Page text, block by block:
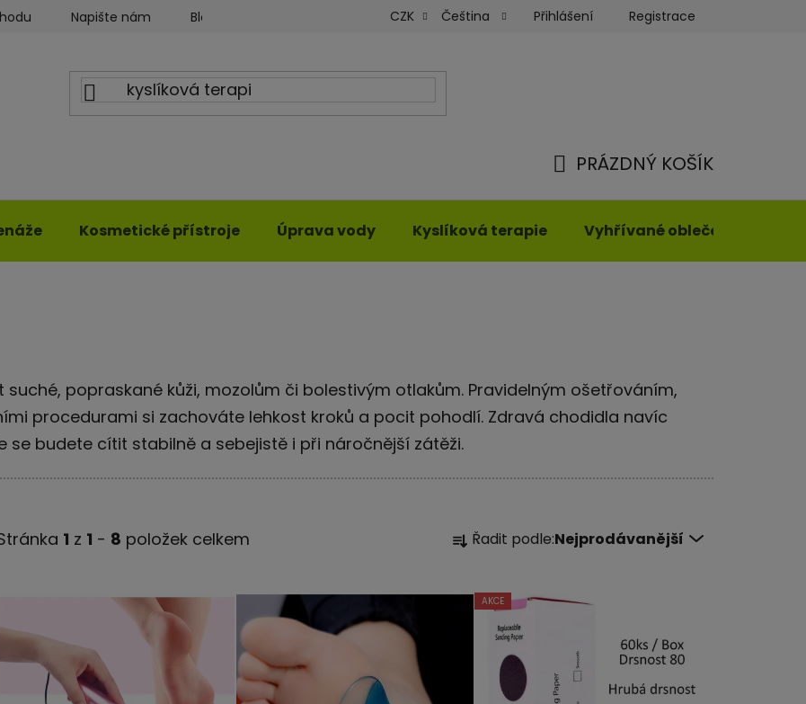
Napište nám Blog ILWY Obchodní podmínky Moje objednávka
CZK Čeština Přihlášení Registrace
KOŠÍK
PRÁZDNÝ KOŠÍK
Kosmetické přístroje Úprava vody Kyslíková terapie Vyhřívané oblečení
popraskané kůži, mozolům či bolestivým otlakům. Pravidelným ošetřováním,
procedurami si zachováte lehkost kroků a pocit pohodlí. Zdravá chodidla navíc
budete cítit stabilně a sebejistě i při náročnější zátěži.
1 z 1 - 8 položek celkem a
e
Řadit podle:Nejprodávanější
AKCE